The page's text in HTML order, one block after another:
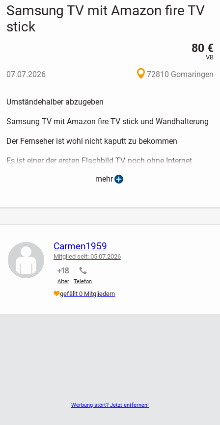
Samsung TV mit Amazon fire TV
stick
80 €
VB
07.07.2026 72810 Gomaringen
Umständehalber abzugeben
Samsung TV mit Amazon fire TV stick und Wandhalterung
Der Fernseher ist wohl nicht kaputt zu bekommen
Es ist einer der ersten Flachbild TV, noch ohne Internet
Aber der läuft, wie am ersten Tag
Somit habe ich alle Vorteile, die ich sonst auch hätte
Ich hätte gerne 80 Euro für alles zusammen VHB
mehr
Werbung stört? Jetzt entfernen!
Carmen1959
Mitglied seit: 05.07.2026
Alter
nicht verifiziert
Telefon
nicht verifiziert
gefällt 0 Mitgliedern